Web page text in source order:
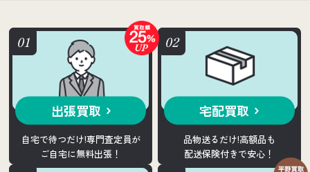
出張買取
自宅で待つだけ!専門査定員が
ご自宅に無料出張！
宅配買取
品物送るだけ!高額品も
配送保険付きで安心！